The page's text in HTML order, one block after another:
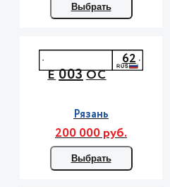
Выбрать
Е003ОС
62
Рязань
200 000 руб.
Выбрать